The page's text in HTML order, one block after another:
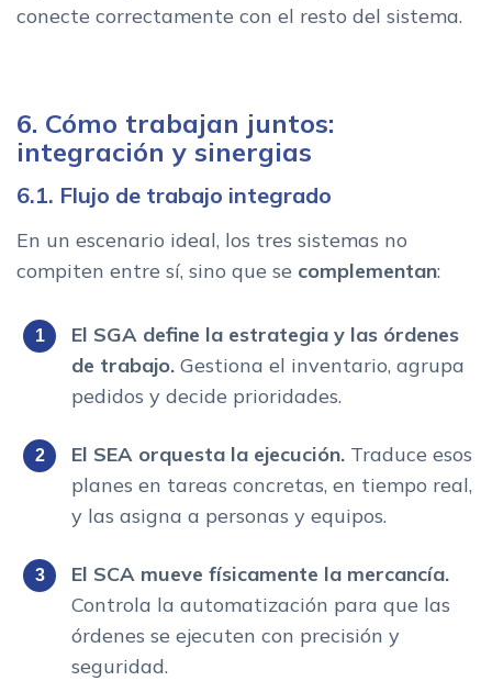
conecte correctamente con el resto del sistema.
6. Cómo trabajan juntos:
integración y sinergias
6.1. Flujo de trabajo integrado
En un escenario ideal, los tres sistemas no
compiten entre sí, sino que se complementan:
El SGA define la estrategia y las órdenes
de trabajo. Gestiona el inventario, agrupa
pedidos y decide prioridades.
El SEA orquesta la ejecución. Traduce esos
planes en tareas concretas, en tiempo real,
y las asigna a personas y equipos.
El SCA mueve físicamente la mercancía.
Controla la automatización para que las
órdenes se ejecuten con precisión y
seguridad.